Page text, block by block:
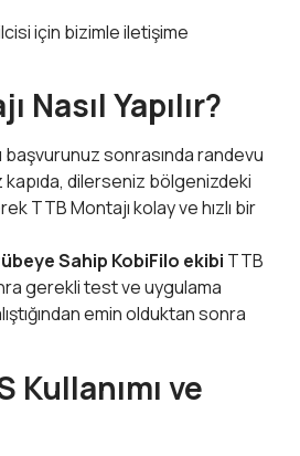
için bizimle iletişime
Nasıl Yapılır?
başvurunuz sonrasında randevu
dilerseniz bölgenizdeki
TTB Montajı kolay ve hızlı bir
Sahip KobiFilo ekibi TTB
gerekli test ve uygulama
emin olduktan sonra
Kullanımı ve